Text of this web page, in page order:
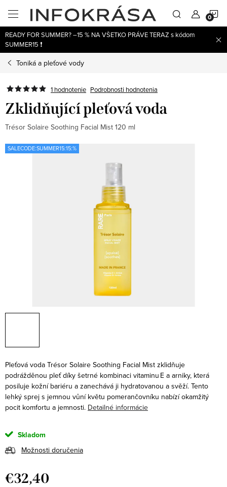
obsah
READY FOR SUMMER? –15 % NA VŠETKO PRÁVE TERAZ s kódom
SUMMER15 ❗
Toniká a pleťové vody
1 hodnotenie Podrobnosti hodnotenia
Zklidňující pleťová voda
Trésor Solaire Soothing Facial Mist 120 ml
SALECODE:SUMMER15:15:%
Pleťová voda Trésor Solaire Soothing Facial Mist zklidňuje
podrážděnou pleť díky šetrné kombinaci vitaminu E a arniky, která
posiluje kožní bariéru a zanechává ji hydratovanou a svěží. Tento
lehký sprej s jemnou vůní květu pomerančovníku nabízí okamžitý
pocit komfortu a jemnosti. Detailné informácie
Skladom
Možnosti doručenia
€32,40